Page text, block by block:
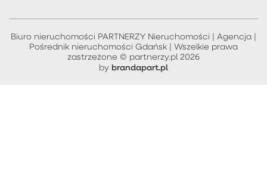
Biuro nieruchomości PARTNERZY Nieruchomości | Agencja |
Pośrednik nieruchomości Gdańsk | Wszelkie prawa
zastrzeżone © partnerzy.pl 2026
by brandapart.pl